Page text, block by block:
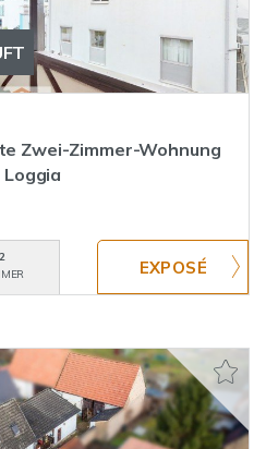
Zwei-Zimmer-Wohnung
2